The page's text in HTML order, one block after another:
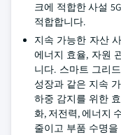
크에 적합한 사설
적합합니다.
지속 가능한 자산
에너지 효율, 자원
니다. 스마트 그리
성장과 같은 지속
하중 감지를 위한
화, 저전력, 에너지
줄이고 부품 수명